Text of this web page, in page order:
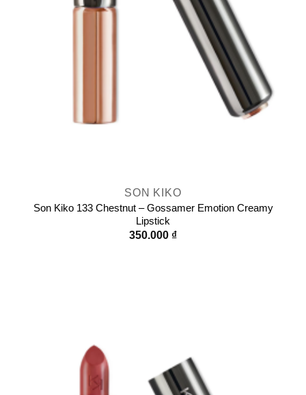
SON KIKO
Son Kiko 133 Chestnut – Gossamer Emotion Creamy
Lipstick
350.000 ₫